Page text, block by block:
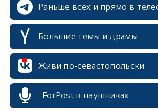
Раньше всех и прямо в
Большие темы и драмы
Живи по-севастопольски
ForPost в наушниках